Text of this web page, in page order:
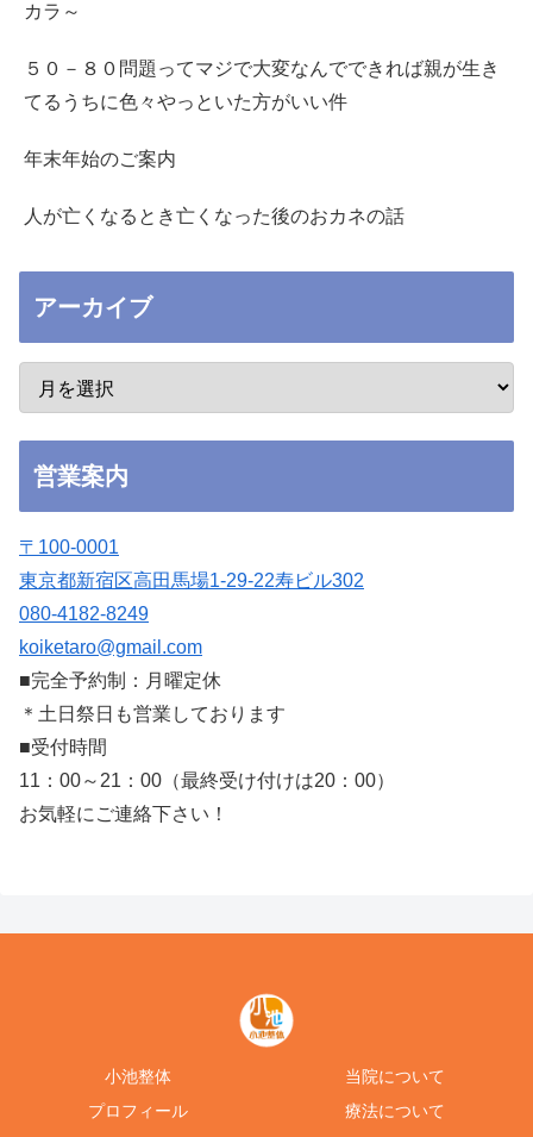
カラ～
５０－８０問題ってマジで大変なんでできれば親が生き
てるうちに色々やっといた方がいい件
年末年始のご案内
人が亡くなるとき亡くなった後のおカネの話
アーカイブ
営業案内
〒100-0001
東京都新宿区高田馬場1-29-22寿ビル302
080-4182-8249
koiketaro@gmail.com
■完全予約制：月曜定休
＊土日祭日も営業しております
■受付時間
11：00～21：00（最終受け付けは20：00）
お気軽にご連絡下さい！
小池整体
当院について
プロフィール
療法について